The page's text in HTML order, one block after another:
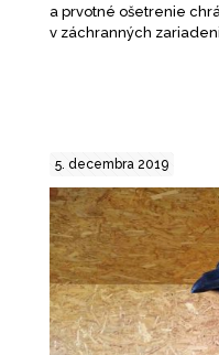
a prvotné ošetrenie
v záchranných
5. decembra 2019